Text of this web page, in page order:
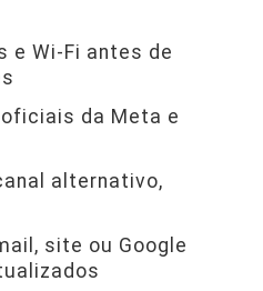
e Wi-Fi antes de
da Meta e
alternativo,
site ou Google